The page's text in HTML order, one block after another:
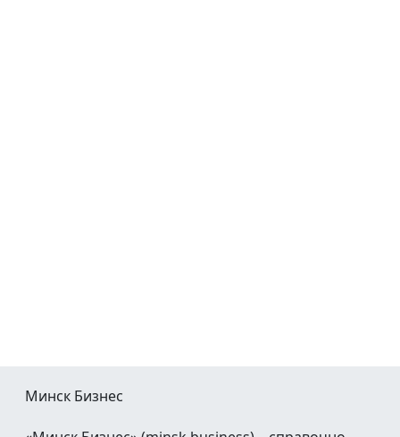
Минск Бизнес